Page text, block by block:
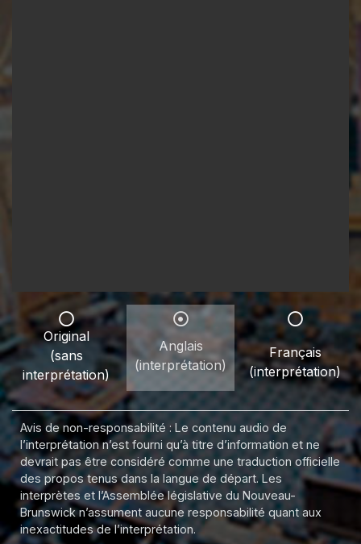
Original
(sans
interprétation)
Anglais
(interprétation)
Français
(interprétation)
Avis de non-responsabilité : Le contenu audio de
l’interprétation n’est fourni qu’à titre d’information et ne
devrait pas être considéré comme une traduction officielle
des propos tenus dans la langue de départ. Les
interprètes et l’Assemblée législative du Nouveau-
Brunswick n’assument aucune responsabilité quant aux
inexactitudes de l’interprétation.